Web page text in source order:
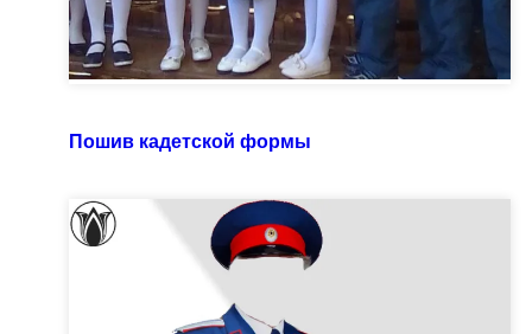
Пошив кадетской формы